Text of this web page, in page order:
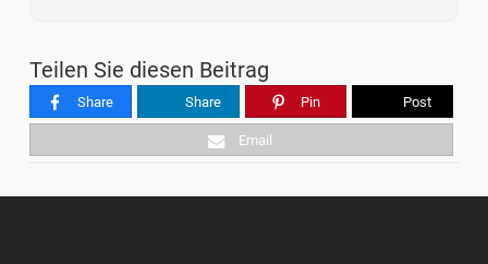
Teilen Sie diesen Beitrag
Share Share Pin Post
Email